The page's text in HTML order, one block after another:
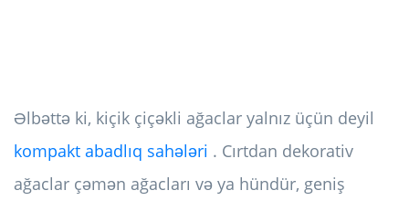
Əlbəttə ki, kiçik çiçəkli ağaclar yalnız üçün deyil
kompakt abadlıq sahələri . Cırtdan dekorativ
ağaclar çəmən ağacları və ya hündür, geniş